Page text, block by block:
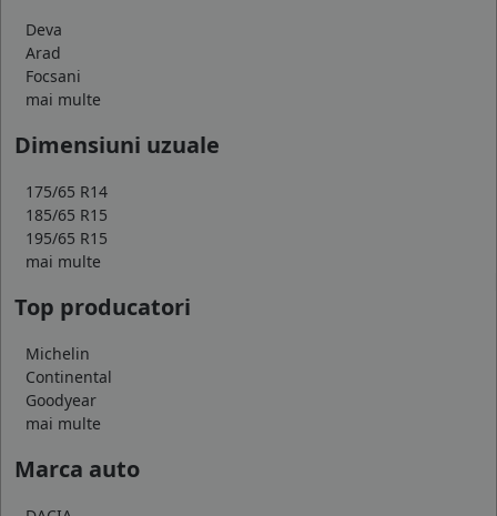
Deva
Arad
Focsani
mai multe
Dimensiuni uzuale
175/65 R14
185/65 R15
195/65 R15
mai multe
Top producatori
Michelin
Continental
Goodyear
mai multe
Marca auto